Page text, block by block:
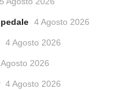
4 Agosto 2026
4 Agosto 2026
2026
4 Agosto 2026